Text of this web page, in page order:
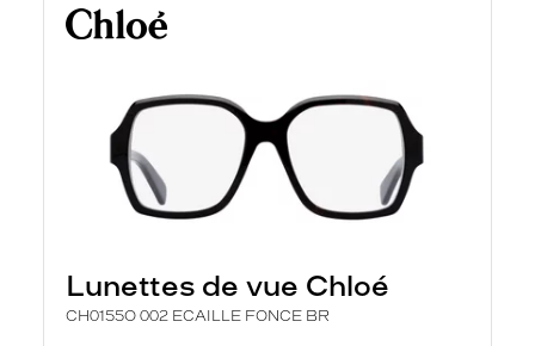
Lunettes de vue Chloé
CH0155O 002 ECAILLE FONCE BR